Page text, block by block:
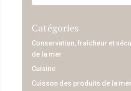
Catégories
Conservation, fraîcheur et
de la mer
Cuisine
Cuisson des produits de la mer